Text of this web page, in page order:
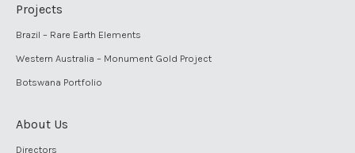
Projects
Brazil – Rare Earth Elements
Western Australia – Monument Gold Project
Botswana Portfolio
About Us
Directors